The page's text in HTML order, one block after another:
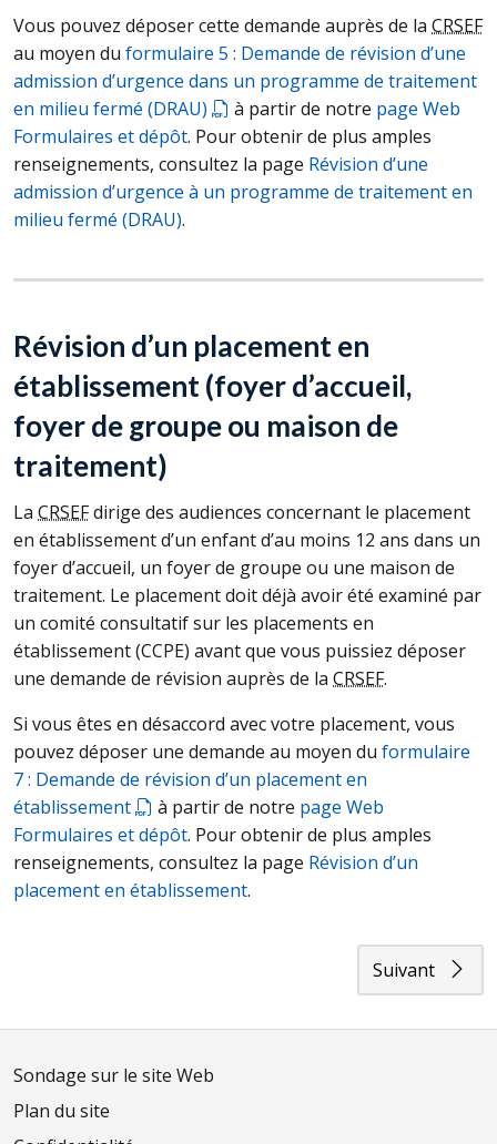
Vous pouvez déposer cette demande auprès de la CRSEF
au moyen du formulaire 5 : Demande de révision d’une
admission d’urgence dans un programme de traitement
en milieu fermé (DRAU) à partir de notre page Web
Formulaires et dépôt. Pour obtenir de plus amples
renseignements, consultez la page Révision d’une
admission d’urgence à un programme de traitement en
milieu fermé (DRAU).
Révision d’un placement en
établissement (foyer d’accueil,
foyer de groupe ou maison de
traitement)
La CRSEFdirige des audiences concernant le placement
en établissement d’un enfant d’au moins 12 ans dans un
foyer d’accueil, un foyer de groupe ou une maison de
traitement. Le placement doit déjà avoir été examiné par
un comité consultatif sur les placements en
établissement (CCPE) avant que vous puissiez déposer
une demande de révision auprès de la CRSEF.
Si vous êtes en désaccord avec votre placement, vous
pouvez déposer une demande au moyen du formulaire
7 : Demande de révision d’un placement en
établissement
à partir de notre page Web
Formulaires et dépôt. Pour obtenir de plus amples
renseignements, consultez la page Révision d’un
placement en établissement.
Suivant
Sondage sur le site Web
Plan du site